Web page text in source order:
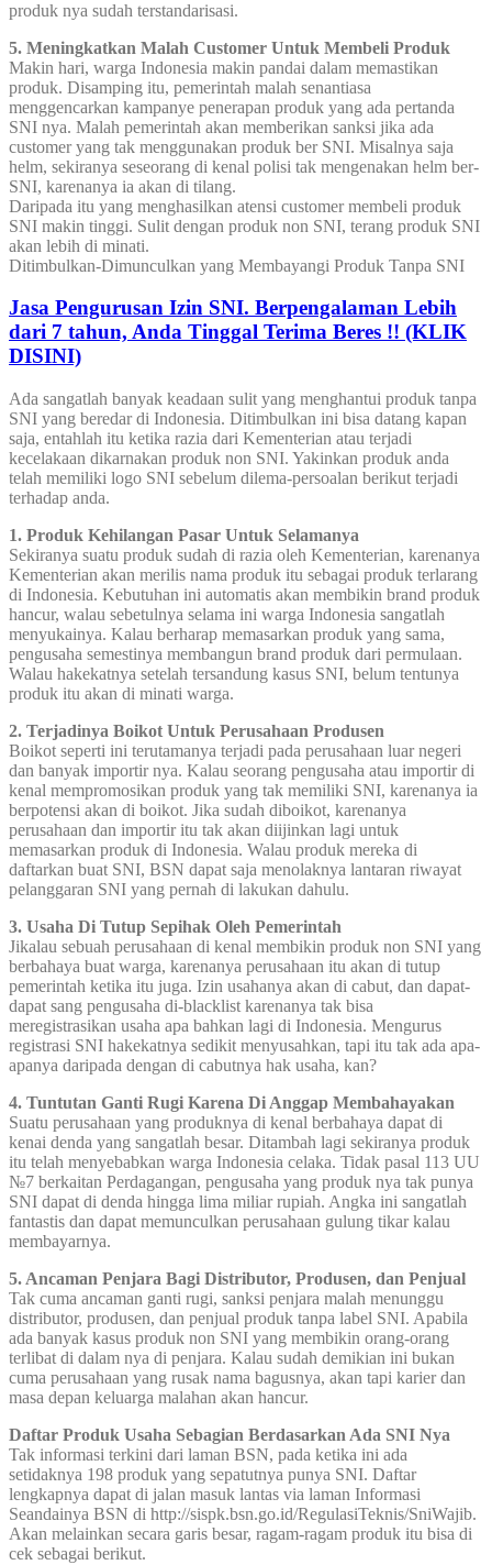
produk nya sudah terstandarisasi.
5. Meningkatkan Malah Customer Untuk Membeli Produk
Makin hari, warga Indonesia makin pandai dalam memastikan
produk. Disamping itu, pemerintah malah senantiasa
menggencarkan kampanye penerapan produk yang ada pertanda
SNI nya. Malah pemerintah akan memberikan sanksi jika ada
customer yang tak menggunakan produk ber SNI. Misalnya saja
helm, sekiranya seseorang di kenal polisi tak mengenakan helm ber-
SNI, karenanya ia akan di tilang.
Daripada itu yang menghasilkan atensi customer membeli produk
SNI makin tinggi. Sulit dengan produk non SNI, terang produk SNI
akan lebih di minati.
Ditimbulkan-Dimunculkan yang Membayangi Produk Tanpa SNI
Jasa Pengurusan Izin SNI. Berpengalaman Lebih
dari 7 tahun, Anda Tinggal Terima Beres !! (KLIK
DISINI)
Ada sangatlah banyak keadaan sulit yang menghantui produk tanpa
SNI yang beredar di Indonesia. Ditimbulkan ini bisa datang kapan
saja, entahlah itu ketika razia dari Kementerian atau terjadi
kecelakaan dikarnakan produk non SNI. Yakinkan produk anda
telah memiliki logo SNI sebelum dilema-persoalan berikut terjadi
terhadap anda.
1. Produk Kehilangan Pasar Untuk Selamanya
Sekiranya suatu produk sudah di razia oleh Kementerian, karenanya
Kementerian akan merilis nama produk itu sebagai produk terlarang
di Indonesia. Kebutuhan ini automatis akan membikin brand produk
hancur, walau sebetulnya selama ini warga Indonesia sangatlah
menyukainya. Kalau berharap memasarkan produk yang sama,
pengusaha semestinya membangun brand produk dari permulaan.
Walau hakekatnya setelah tersandung kasus SNI, belum tentunya
produk itu akan di minati warga.
2. Terjadinya Boikot Untuk Perusahaan Produsen
Boikot seperti ini terutamanya terjadi pada perusahaan luar negeri
dan banyak importir nya. Kalau seorang pengusaha atau importir di
kenal mempromosikan produk yang tak memiliki SNI, karenanya ia
berpotensi akan di boikot. Jika sudah diboikot, karenanya
perusahaan dan importir itu tak akan diijinkan lagi untuk
memasarkan produk di Indonesia. Walau produk mereka di
daftarkan buat SNI, BSN dapat saja menolaknya lantaran riwayat
pelanggaran SNI yang pernah di lakukan dahulu.
3. Usaha Di Tutup Sepihak Oleh Pemerintah
Jikalau sebuah perusahaan di kenal membikin produk non SNI yang
berbahaya buat warga, karenanya perusahaan itu akan di tutup
pemerintah ketika itu juga. Izin usahanya akan di cabut, dan dapat-
dapat sang pengusaha di-blacklist karenanya tak bisa
meregistrasikan usaha apa bahkan lagi di Indonesia. Mengurus
registrasi SNI hakekatnya sedikit menyusahkan, tapi itu tak ada apa-
apanya daripada dengan di cabutnya hak usaha, kan?
4. Tuntutan Ganti Rugi Karena Di Anggap Membahayakan
Suatu perusahaan yang produknya di kenal berbahaya dapat di
kenai denda yang sangatlah besar. Ditambah lagi sekiranya produk
itu telah menyebabkan warga Indonesia celaka. Tidak pasal 113 UU
№7 berkaitan Perdagangan, pengusaha yang produk nya tak punya
SNI dapat di denda hingga lima miliar rupiah. Angka ini sangatlah
fantastis dan dapat memunculkan perusahaan gulung tikar kalau
membayarnya.
5. Ancaman Penjara Bagi Distributor, Produsen, dan Penjual
Tak cuma ancaman ganti rugi, sanksi penjara malah menunggu
distributor, produsen, dan penjual produk tanpa label SNI. Apabila
ada banyak kasus produk non SNI yang membikin orang-orang
terlibat di dalam nya di penjara. Kalau sudah demikian ini bukan
cuma perusahaan yang rusak nama bagusnya, akan tapi karier dan
masa depan keluarga malahan akan hancur.
Daftar Produk Usaha Sebagian Berdasarkan Ada SNI Nya
Tak informasi terkini dari laman BSN, pada ketika ini ada
setidaknya 198 produk yang sepatutnya punya SNI. Daftar
lengkapnya dapat di jalan masuk lantas via laman Informasi
Seandainya BSN di http://sispk.bsn.go.id/RegulasiTeknis/SniWajib.
Akan melainkan secara garis besar, ragam-ragam produk itu bisa di
cek sebagai berikut.